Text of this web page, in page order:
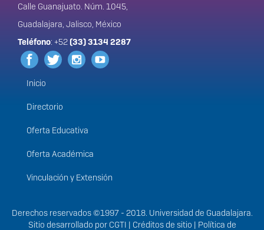
Calle Guanajuato. Núm. 1045,
Guadalajara, Jalisco, México
Teléfono: +52(33) 3134 2287
Menú
principal
Inicio
Directorio
Oferta Educativa
Oferta Académica
Vinculación y Extensión
Derechos
Derechos reservados ©1997 - 2018. Universidad de Guadalajara.
Sitio desarrollado por CGTI | Créditos de sitio | Política de